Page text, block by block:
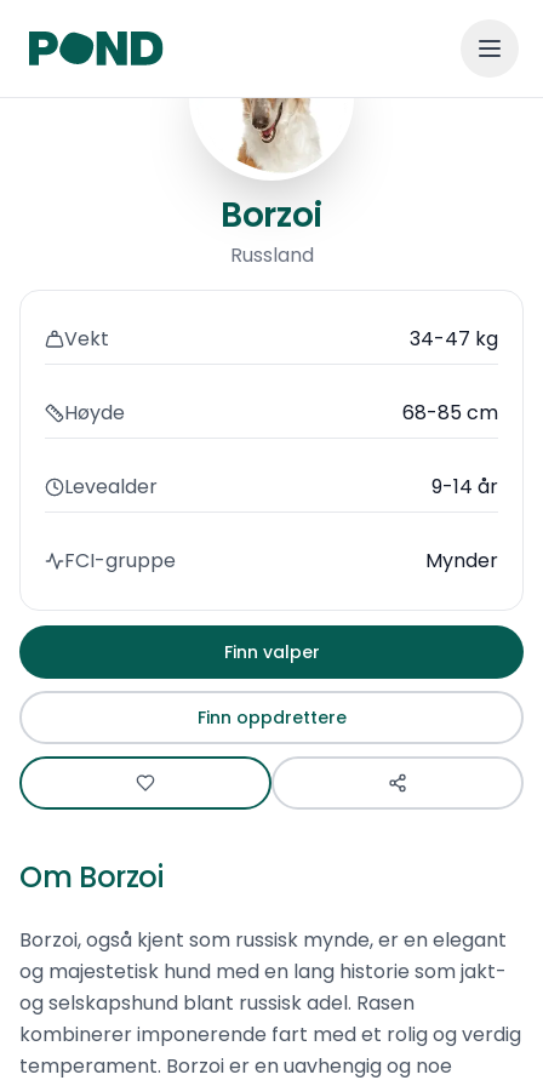
Borzoi
Russland
Vekt 34-47 kg
Høyde 68-85 cm
Levealder 9-14 år
FCI-gruppe Mynder
Finn valper
Finn oppdrettere
Om Borzoi
Borzoi, også kjent som russisk mynde, er en elegant
og majestetisk hund med en lang historie som jakt-
og selskapshund blant russisk adel. Rasen
kombinerer imponerende fart med et rolig og verdig
temperament. Borzoi er en uavhengig og noe